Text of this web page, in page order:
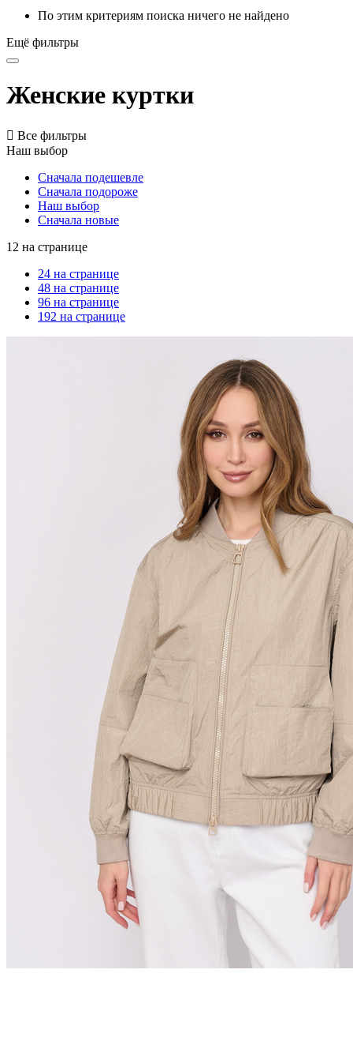
По этим критериям поиска ничего не найдено
Ещё фильтры
Женские куртки
 Все фильтры
Наш выбор
Сначала подешевле
Сначала подороже
Наш выбор
Сначала новые
12 на странице
24 на странице
48 на странице
96 на странице
192 на странице